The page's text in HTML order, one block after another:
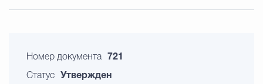
Номер документа 721
Статус Утвержден